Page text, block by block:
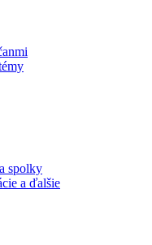
spolky
a ďalšie